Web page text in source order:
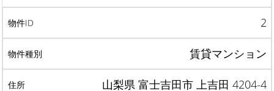
2
賃貸マンション
山梨県 富士吉田市 上吉田 4204-4